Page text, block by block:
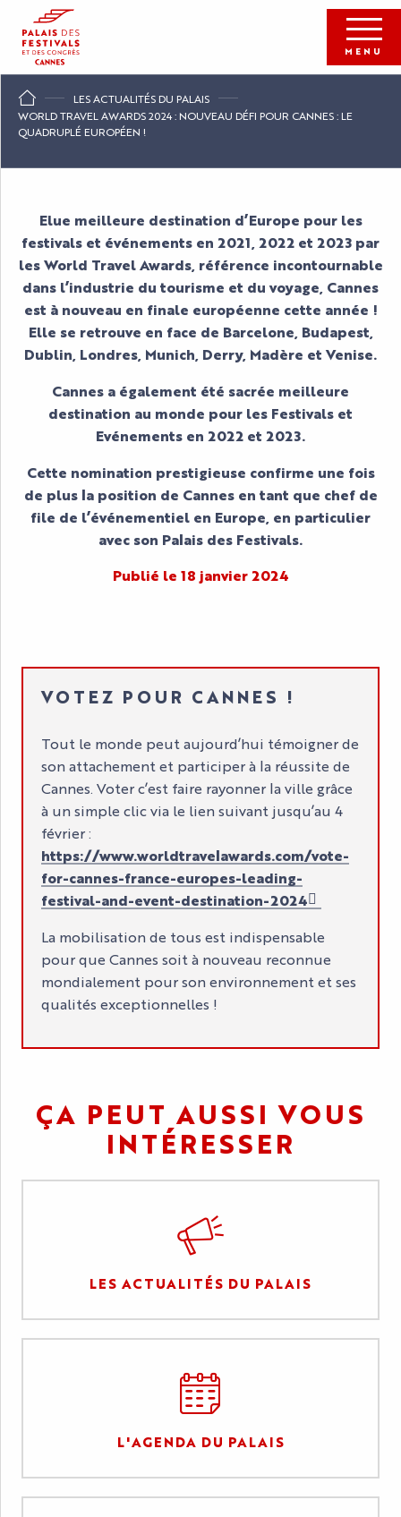
contenu
principal
MENU
LES ACTUALITÉS DU PALAIS
WORLD TRAVEL AWARDS 2024 : NOUVEAU DÉFI POUR CANNES : LE
QUADRUPLÉ EUROPÉEN !
Elue meilleure destination d’Europe pour les
festivals et événements en 2021, 2022 et 2023 par
les World Travel Awards, référence incontournable
dans l’industrie du tourisme et du voyage, Cannes
est à nouveau en finale européenne cette année !
Elle se retrouve en face de Barcelone, Budapest,
Dublin, Londres, Munich, Derry, Madère et Venise.
Cannes a également été sacrée meilleure
destination au monde pour les Festivals et
Evénements en 2022 et 2023.
Cette nomination prestigieuse confirme une fois
de plus la position de Cannes en tant que chef de
file de l’événementiel en Europe, en particulier
avec son Palais des Festivals.
Publié le 18 janvier 2024
VOTEZ POUR CANNES !
Tout le monde peut aujourd’hui témoigner de
son attachement et participer à la réussite de
Cannes. Voter c’est faire rayonner la ville grâce
à un simple clic via le lien suivant jusqu’au 4
février :
https://www.worldtravelawards.com/vote-
for-cannes-france-europes-leading-
festival-and-event-destination-2024
La mobilisation de tous est indispensable
pour que Cannes soit à nouveau reconnue
mondialement pour son environnement et ses
qualités exceptionnelles !
ÇA PEUT AUSSI VOUS
INTÉRESSER
LES ACTUALITÉS DU PALAIS
L'AGENDA DU PALAIS